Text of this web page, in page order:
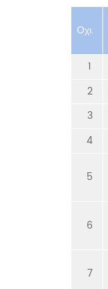
Οχι.
1
2
3
4
5
6
7